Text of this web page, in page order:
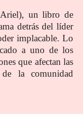
un libro de
detrás del líder
implacable. Lo
a uno de los
que afectan las
la comunidad